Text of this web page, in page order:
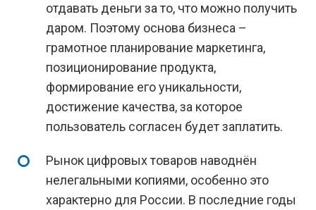
отдавать деньги за то, что можно получить
даром. Поэтому основа бизнеса –
грамотное планирование маркетинга,
позиционирование продукта,
формирование его уникальности,
достижение качества, за которое
пользователь согласен будет заплатить.
Рынок цифровых товаров наводнён
нелегальными копиями, особенно это
характерно для России. В последние годы